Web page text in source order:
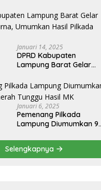
Sidang PHPU OKU Selatan
Januari 14, 2025
DPRD Kabupaten
Lampung Barat Gelar
Umumkan Hasil Pilkada
2024
Januari 6, 2025
Pemenang Pilkada
Lampung Diumumkan 9
Hasil MK
Selengkapnya